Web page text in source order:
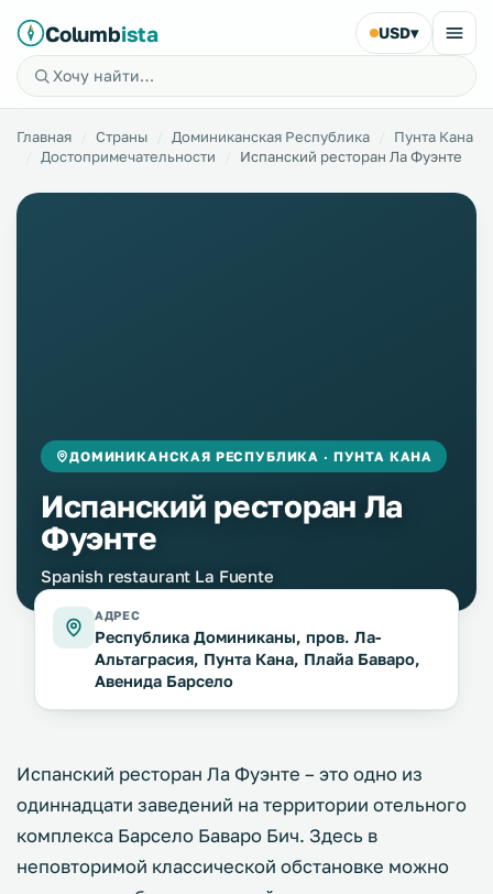
Columbista USD▾
Главная Страны Доминиканская Республика
Пунта Кана
Достопримечательности
Испанский ресторан Ла Фуэнте
ДОМИНИКАНСКАЯ РЕСПУБЛИКА · ПУНТА КАНА
Испанский ресторан Ла
Фуэнте
Spanish restaurant La Fuente
АДРЕС
Республика Доминиканы, пров. Ла-
Альтаграсия, Пунта Кана, Плайа Баваро,
Авенида Барсело
Испанский ресторан Ла Фуэнте – это одно из
одиннадцати заведений на территории отельного
комплекса Барсело Баваро Бич. Здесь в
неповторимой классической обстановке можно